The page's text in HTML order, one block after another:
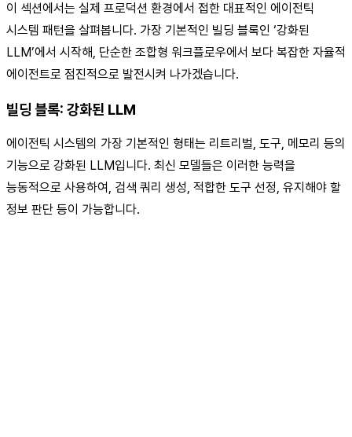
이 섹션에서는 실제 프로덕션 환경에서 접한 대표적인 에이전틱
시스템 패턴을 살펴봅니다. 가장 기본적인 빌딩 블록인 ‘강화된
LLM’에서 시작해, 단순한 조합형 워크플로우에서 보다 복잡한 자율적
에이전트로 점진적으로 발전시켜 나가겠습니다.
빌딩 블록: 강화된 LLM
에이전틱 시스템의 가장 기본적인 형태는 리트리벌, 도구, 메모리 등의
기능으로 강화된 LLM입니다. 최신 모델들은 이러한 능력을
능동적으로 사용하여, 검색 쿼리 생성, 적합한 도구 선정, 유지해야 할
정보 판단 등이 가능합니다.